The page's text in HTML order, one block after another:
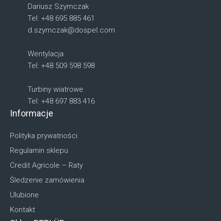
Dariusz Szymczak
Tel: +48 695 885 461
d.szymczak@dospel.com
Wentylacja
Tel: +48 509 598 598
Turbiny wiatrowe
Tel: +48 697 883 416
Informacje
Polityka prywatności
Regulamin sklepu
Credit Agricole – Raty
Śledzenie zamówienia
Ulubione
Kontakt